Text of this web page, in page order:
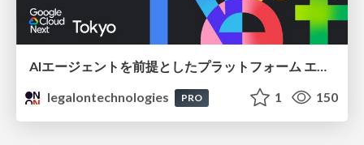
AIエージェントを前提としたプラットフォーム エンジニアリング：GKEで作るAgent-Ready Golden Path
legalontechnologies
PRO 1 150